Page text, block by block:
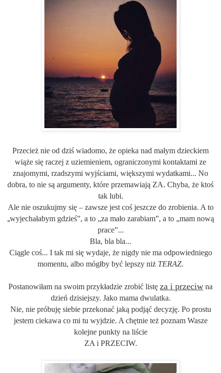
Przecież nie od dziś wiadomo, że opieka nad małym dzieckiem
wiąże się raczej z uziemieniem, ograniczonymi kontaktami ze
znajomymi, rzadszymi wyjściami, większymi wydatkami... No
dobra, to nie są argumenty, które przemawiają ZA. Chyba, że ktoś
tak lubi.
Ale nie oszukujmy się – zawsze jest coś jeszcze do zrobienia. A to
„wyjechałabym gdzieś”, a to „za mało zarabiam”, a to „mam nową
prace”...
Bla, bla bla...
Ciągle coś... I tak mi się wydaje, że nigdy nie ma odpowiedniego
momentu, albo mógłby być lepszy niż TERAZ.
Postanowiłam na swoim przykładzie zrobić listę za i przeciw na
dzień dzisiejszy. Jako mama dwulatka.
Nie, nie próbuję siebie przekonać jaką podjąć decyzję. Po prostu
jestem ciekawa co mi tu wyjdzie. A chętnie też poznam Wasze
kolejne punkty na liście
ZA i PRZECIW.